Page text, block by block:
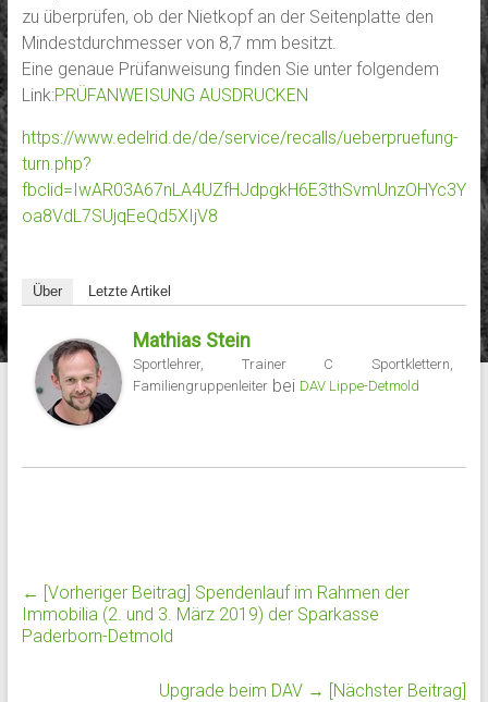
zu überprüfen, ob der Nietkopf an der Seitenplatte den
Mindestdurchmesser von 8,7 mm besitzt.
Eine genaue Prüfanweisung finden Sie unter folgendem
Link:PRÜFANWEISUNG AUSDRUCKEN
https://www.edelrid.de/de/service/recalls/ueberpruefung-
turn.php?
fbclid=IwAR03A67nLA4UZfHJdpgkH6E3thSvmUnzOHYc3Y
oa8VdL7SUjqEeQd5XIjV8
Über Letzte Artikel
Mathias Stein
Sportlehrer, Trainer C Sportklettern,
Familiengruppenleiterbei DAV Lippe-Detmold
← [Vorheriger Beitrag] Spendenlauf im Rahmen der
Immobilia (2. und 3. März 2019) der Sparkasse
Paderborn-Detmold
Upgrade beim DAV → [Nächster Beitrag]